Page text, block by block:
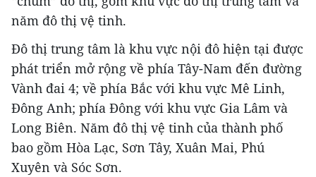
năm đô thị vệ tinh.
Đô thị trung tâm là khu vực nội đô hiện tại được
phát triển mở rộng về phía Tây-Nam đến đường
Vành đai 4; về phía Bắc với khu vực Mê Linh,
Đông Anh; phía Đông với khu vực Gia Lâm và
Long Biên. Năm đô thị vệ tinh của thành phố
bao gồm Hòa Lạc, Sơn Tây, Xuân Mai, Phú
Xuyên và Sóc Sơn.